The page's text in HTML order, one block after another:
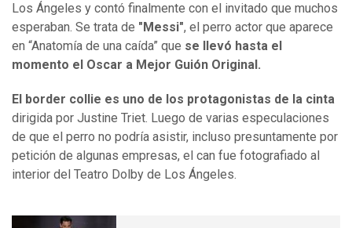
Los Ángeles y contó finalmente con el invitado que muchos
esperaban. Se trata de "Messi", el perro actor que aparece
en “Anatomía de una caída” que se llevó hasta el
momento el Oscar a Mejor Guión Original.
El border collie es uno de los protagonistas de la cinta
dirigida por Justine Triet. Luego de varias especulaciones
de que el perro no podría asistir, incluso presuntamente por
petición de algunas empresas, el can fue fotografiado al
interior del Teatro Dolby de Los Ángeles.